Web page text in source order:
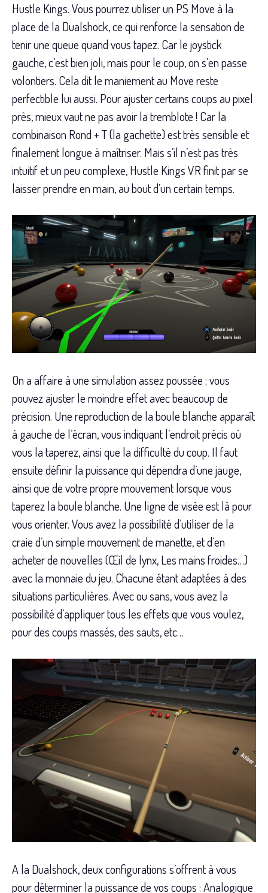
Hustle Kings. Vous pourrez utiliser un PS Move à la
place de la Dualshock, ce qui renforce la sensation de
tenir une queue quand vous tapez. Car le joystick
gauche, c’est bien joli, mais pour le coup, on s’en passe
volontiers. Cela dit le maniement au Move reste
perfectible lui aussi. Pour ajuster certains coups au pixel
près, mieux vaut ne pas avoir la tremblote ! Car la
combinaison Rond + T (la gachette) est très sensible et
finalement longue à maîtriser. Mais s’il n’est pas très
intuitif et un peu complexe, Hustle Kings VR finit par se
laisser prendre en main, au bout d’un certain temps.
On a affaire à une simulation assez poussée ; vous
pouvez ajuster le moindre effet avec beaucoup de
précision. Une reproduction de la boule blanche apparaît
à gauche de l’écran, vous indiquant l’endroit précis où
vous la taperez, ainsi que la difficulté du coup. Il faut
ensuite définir la puissance qui dépendra d’une jauge,
ainsi que de votre propre mouvement lorsque vous
taperez la boule blanche. Une ligne de visée est là pour
vous orienter. Vous avez la possibilité d’utiliser de la
craie d’un simple mouvement de manette, et d’en
acheter de nouvelles (Œil de lynx, Les mains froides…)
avec la monnaie du jeu. Chacune étant adaptées à des
situations particulières. Avec ou sans, vous avez la
possibilité d’appliquer tous les effets que vous voulez,
pour des coups massés, des sauts, etc…
A la Dualshock, deux configurations s’offrent à vous
pour déterminer la puissance de vos coups : Analogique